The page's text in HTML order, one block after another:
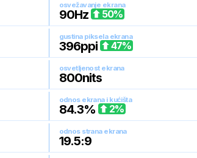
osvežavanje ekrana
90Hz 50%
gustina piksela ekrana
396ppi 47%
osvetljenost ekrana
800nits
odnos ekrana i kućišta
84.3% 2%
odnos strana ekrana
19.5:9